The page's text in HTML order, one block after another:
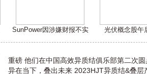
SunPower因涉嫌财报不实 光伏概念股午
重磅 他们在中国高效异质结俱乐部第二次
异在当下，叠出未来 2023HJT异质结&叠层